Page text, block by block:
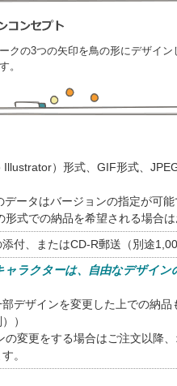
クの3つの矢印を鳥の形にデザイ
。
Illustrator）形式、GIF形式、
ータはバージョンの指定が可能
式での納品を希望される場合
添付、またはCD-R郵送（別途
ャラクターは、自由なデザイン
部デザインを変更した上での納
）
変更をする場合はご注文以降
。